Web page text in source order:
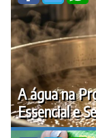
A água na
Essencial e